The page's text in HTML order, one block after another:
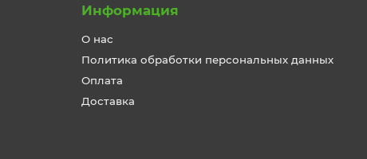
Информация
О нас
Политика обработки персональных данных
Оплата
Доставка